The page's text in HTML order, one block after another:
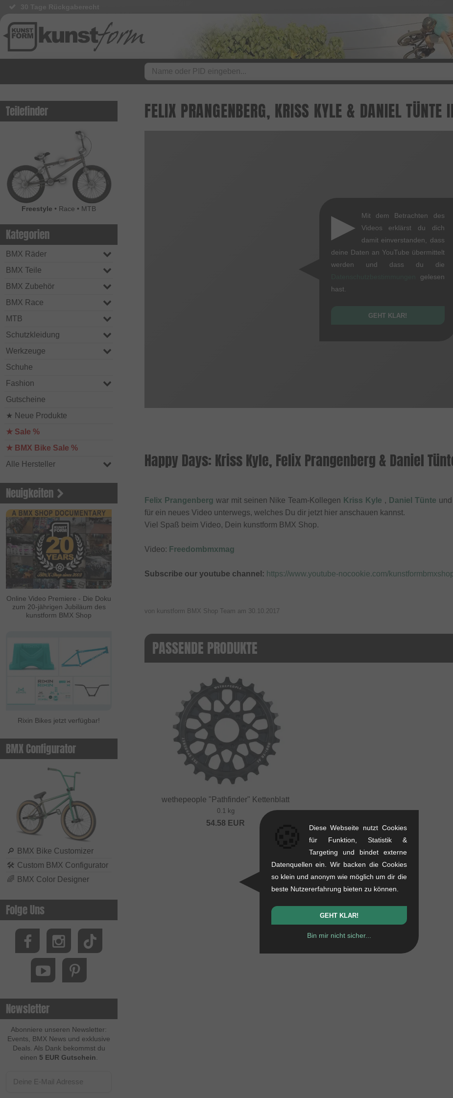
Teilefinder
Freestyle • Race • MTB
Kategorien
BMX Räder
BMX Teile
BMX Zubehör
BMX Race
MTB
Schutzkleidung
Werkzeuge
Schuhe
Fashion
Gutscheine
★ Neue Produkte
★ Sale %
★ BMX Bike Sale %
Alle Hersteller
Neuigkeiten
Online Video Premiere - Die Doku
zum 20-jährigen Jubiläum des
kunstform BMX Shop
Rixin Bikes jetzt verfügbar!
BMX Configurator
🔎 BMX Bike Customizer
🛠 Custom BMX Configurator
🌈 BMX Color Designer
Folge Uns
Newsletter
Abonniere unseren Newsletter:
Events, BMX News und exklusive
Deals. Als Dank bekommst du
einen 5 EUR Gutschein
FELIX PRANGENBERG, KRISS KYLE & DANIEL
▶
Mit dem Betrachten des
Videos erklärst du dich
damit einverstanden, dass
deine Daten an YouTube übermittelt
werden und dass du die
gelesen
hast.
GEHT KLAR!
Happy Days: Kriss Kyle, Felix Prangenberg & Daniel
Felix Prangenberg war mit seinen Nike Team-Kollegen Kriss Kyle , Daniel Tünte und
für ein neues Video unterwegs, welches Du dir jetzt hier anschauen kannst.
Viel Spaß beim Video, Dein kunstform BMX Shop.
Video: Freedombmxmag
Subscribe our youtube channel: https://www.youtube-nocookie.com/
von kunstform BMX Shop Team am 30.10.2017
PASSENDE PRODUKTE
wethepeople "Pathfinder" Kettenblatt
0.1 kg
54.58 EUR
Diese Webseite nutzt Cookies
für Funktion, Statistik &
Targeting und bindet externe
Datenquellen ein. Wir backen die Cookies
so klein und anonym wie möglich um dir die
beste Nutzererfahrung bieten zu können.
GEHT KLAR!
Bin mir nicht sicher...